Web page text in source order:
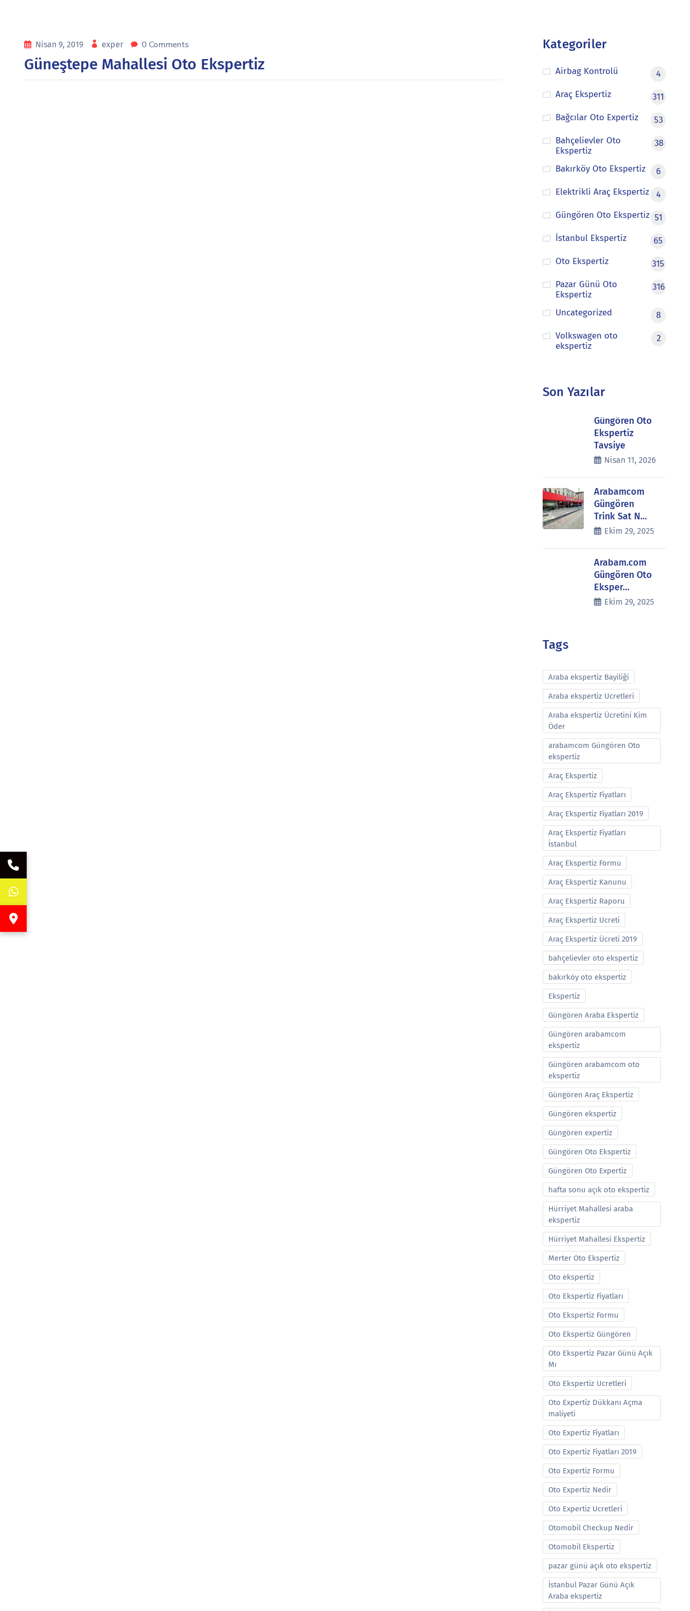
Nisan 9, 2019 exper 0 Comments
Güneştepe Mahallesi Oto Ekspertiz
Kategoriler
Airbag Kontrolü
4
Araç Ekspertiz
311
Bağcılar Oto Expertiz
53
Bahçelievler Oto
Ekspertiz
38
Bakırköy Oto Ekspertiz
6
Elektrikli Araç Ekspertiz
4
Güngören Oto Ekspertiz 51
İstanbul Ekspertiz
65
Oto Ekspertiz
315
Pazar Günü Oto
Ekspertiz
316
Uncategorized
8
Volkswagen oto
ekspertiz
2
Son Yazılar
Güngören Oto
Ekspertiz
Tavsiye
Nisan 11, 2026
Arabamcom
Güngören
Trink Sat N…
Ekim 29, 2025
Arabam.com
Güngören Oto
Eksper…
Ekim 29, 2025
Tags
Araba ekspertiz Bayiliği
Araba ekspertiz Ucretleri
Araba ekspertiz Ücretini Kim
Öder
arabamcom Güngören Oto
ekspertiz
Araç Ekspertiz
Araç Ekspertiz Fiyatları
Araç Ekspertiz Fiyatları 2019
Araç Ekspertiz Fiyatları
İstanbul
Araç Ekspertiz Formu
Araç Ekspertiz Kanunu
Araç Ekspertiz Raporu
Araç Ekspertiz Ucreti
Araç Ekspertiz Ücreti 2019
bahçelievler oto ekspertiz
bakırköy oto ekspertiz
Ekspertiz
Güngören Araba Ekspertiz
Güngören arabamcom
ekspertiz
Güngören arabamcom oto
ekspertiz
Güngören Araç Ekspertiz
Güngören ekspertiz
Güngören expertiz
Güngören Oto Ekspertiz
Güngören Oto Expertiz
hafta sonu açık oto ekspertiz
Hürriyet Mahallesi araba
ekspertiz
Hürriyet Mahallesi Ekspertiz
Merter Oto Ekspertiz
Oto ekspertiz
Oto Ekspertiz Fiyatları
Oto Ekspertiz Formu
Oto Ekspertiz Güngören
Oto Ekspertiz Pazar Günü Açık
Mı
Oto Ekspertiz Ucretleri
Oto Expertiz Dükkanı Açma
maliyeti
Oto Expertiz Fiyatları
Oto Expertiz Fiyatları 2019
Oto Expertiz Formu
Oto Expertiz Nedir
Oto Expertiz Ucretleri
Otomobil Checkup Nedir
Otomobil Ekspertiz
pazar günü açık oto ekspertiz
İstanbul Pazar Günü Açık
Araba ekspertiz